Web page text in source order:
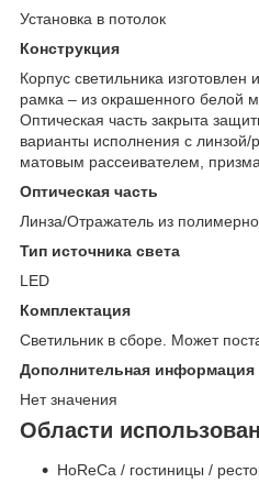
Установка в потолок
Конструкция
Корпус светильника
рамка – из окрашенного белой
Оптическая часть закрыта
варианты исполнения с
матовым рассеивателем,
Оптическая часть
Линза/Отражатель из
Тип источника света
LED
Комплектация
Светильник в сборе. Может
Дополнительная информация
Нет значения
Области
HoReCa / гостиницы /